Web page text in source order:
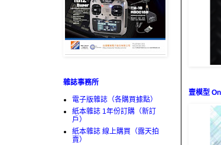
壹模型
雜誌事務所
電子版雜誌（各購買據點）
紙本雜誌 1年份訂購（新訂
戶）
紙本雜誌 線上購買（露天拍
賣）